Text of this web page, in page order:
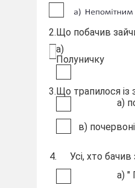
2.Що побачив
а)
3.Що трапилося із
в)
4.
Усі, хто